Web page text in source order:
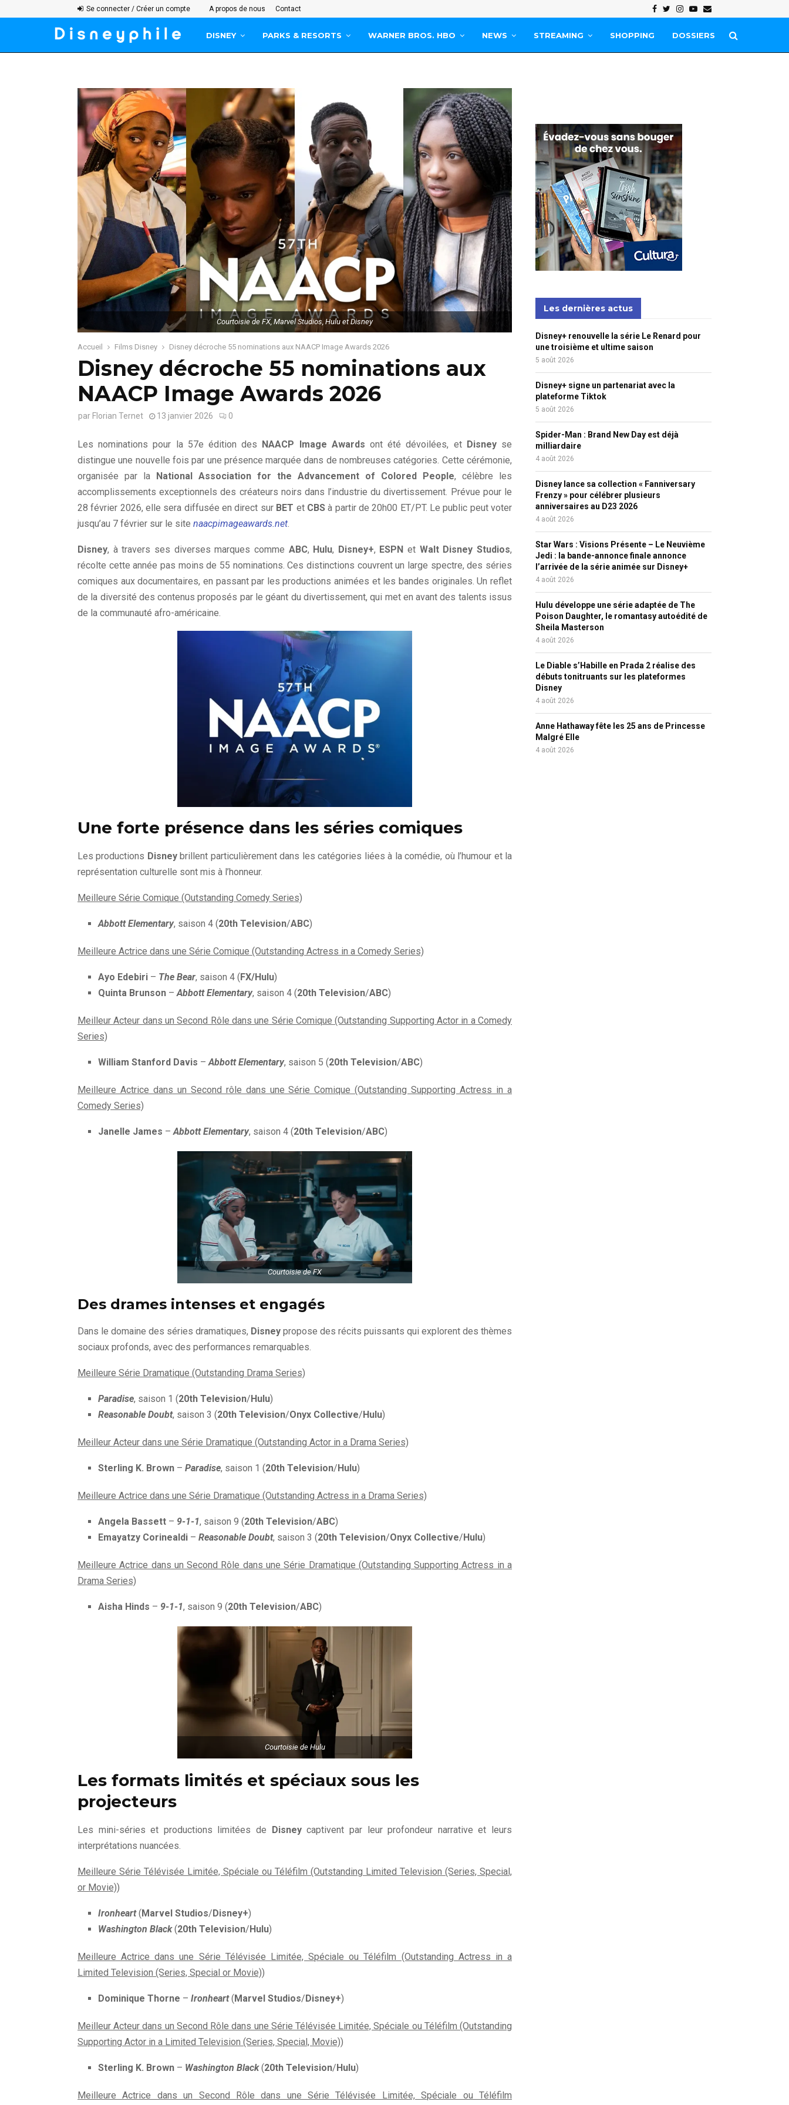
Se connecter / Créer un compte A propos de nous Contact Facebook
Twitter
Instagram
Youtube
Email
DISNEY PARKS & RESORTS WARNER BROS. HBO NEWS STREAMING SHOPPING DOSSIERS
Courtoisie de FX, Marvel Studios, Hulu et Disney
Accueil Films Disney Disney décroche 55 nominations aux NAACP Image Awards 2026
Disney décroche 55 nominations aux
NAACP Image Awards 2026
par Florian Ternet 13 janvier 2026 0
Les nominations pour la 57e édition des NAACP Image Awards ont été dévoilées, et Disneyse
distingue une nouvelle fois par une présence marquée dans de nombreuses catégories. Cette cérémonie,
organisée par la
National Association for the Advancement of Colored People, célèbre les
accomplissements exceptionnels des créateurs noirs dans l’industrie du divertissement. Prévue pour le
28 février 2026, elle sera diffusée en direct sur BET et CBSà partir de 20h00 ET/PT. Le public peut voter
jusqu’au 7 février sur le site naacpimageawards.net.
Disney, à travers ses diverses marques comme ABC, Hulu, Disney+, ESPN et Walt Disney Studios,
récolte cette année pas moins de 55 nominations. Ces distinctions couvrent un large spectre, des séries
comiques aux documentaires, en passant par les productions animées et les bandes originales. Un reflet
de la diversité des contenus proposés par le géant du divertissement, qui met en avant des talents issus
de la communauté afro-américaine.
Une forte présence dans les séries comiques
Les productions Disneybrillent particulièrement dans les catégories liées à la comédie, où l’humour et la
représentation culturelle sont mis à l’honneur.
Meilleure Série Comique (Outstanding Comedy Series)
Abbott Elementary, saison 4 (20th Television/ABC)
Meilleure Actrice dans une Série Comique (Outstanding Actress in a Comedy Series)
Ayo Edebiri – The Bear, saison 4 ( FX/Hulu)
Quinta Brunson –Abbott Elementary, saison 4 (20th Television/ABC)
Meilleur Acteur dans un Second Rôle dans une Série Comique (Outstanding Supporting Actor in a Comedy
Series)
William Stanford Davis –Abbott Elementary, saison 5 (20th Television/ABC)
Meilleure Actrice dans un Second rôle dans une Série Comique (Outstanding Supporting Actress in a
Comedy Series)
Janelle James –Abbott Elementary, saison 4 (20th Television/ABC)
Courtoisie de FX
Des drames intenses et engagés
Dans le domaine des séries dramatiques, Disney propose des récits puissants qui explorent des thèmes
sociaux profonds, avec des performances remarquables.
Meilleure Série Dramatique (Outstanding Drama Series)
Paradise, saison 1 (20th Television/Hulu)
Reasonable Doubt, saison 3 (20th Television/Onyx Collective/Hulu)
Meilleur Acteur dans une Série Dramatique (Outstanding Actor in a Drama Series)
Sterling K. Brown – Paradise, saison 1 (20th Television/Hulu)
Meilleure Actrice dans une Série Dramatique (Outstanding Actress in a Drama Series)
Angela Bassett – 9-1-1, saison 9 (20th Television/ABC)
Emayatzy Corinealdi – Reasonable Doubt, saison 3 (20th Television/Onyx Collective/Hulu)
Meilleure Actrice dans un Second Rôle dans une Série Dramatique (Outstanding Supporting Actress in a
Drama Series)
Aisha Hinds – 9-1-1, saison 9 (20th Television/ABC)
Courtoisie de Hulu
Les formats limités et spéciaux sous les
projecteurs
Les mini-séries et productions limitées de Disneycaptivent par leur profondeur narrative et leurs
interprétations nuancées.
Meilleure Série Télévisée Limitée, Spéciale ou Téléfilm (Outstanding Limited Television (Series, Special,
or Movie))
Ironheart ( Marvel Studios/ Disney+)
Washington Black(20th Television/ Hulu)
Meilleure Actrice dans une Série Télévisée Limitée, Spéciale ou Téléfilm (Outstanding Actress in a
Limited Television (Series, Special or Movie))
Dominique Thorne – Ironheart ( Marvel Studios/ Disney+)
Meilleur Acteur dans un Second Rôle dans une Série Télévisée Limitée, Spéciale ou Téléfilm (Outstanding
Supporting Actor in a Limited Television (Series, Special, Movie))
Sterling K. Brown – Washington Black(20th Television/ Hulu)
Meilleure Actrice dans un Second Rôle dans une Série Télévisée Limitée, Spéciale ou Téléfilm
Les dernières actus
Disney+ renouvelle la série Le Renard pour
une troisième et ultime saison
5 août 2026
Disney+ signe un partenariat avec la
plateforme Tiktok
5 août 2026
Spider-Man : Brand New Day est déjà
milliardaire
4 août 2026
Disney lance sa collection « Fanniversary
Frenzy » pour célébrer plusieurs
anniversaires au D23 2026
4 août 2026
Star Wars : Visions Présente – Le Neuvième
Jedi : la bande-annonce finale annonce
l’arrivée de la série animée sur Disney+
4 août 2026
Hulu développe une série adaptée de The
Poison Daughter, le romantasy autoédité de
Sheila Masterson
4 août 2026
Le Diable s’Habille en Prada 2 réalise des
débuts tonitruants sur les plateformes
Disney
4 août 2026
Anne Hathaway fête les 25 ans de Princesse
Malgré Elle
4 août 2026